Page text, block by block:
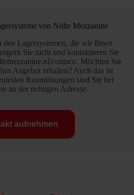
von Nolte Mezzanine
den Lagersystemen, die wir Ihnen
Sie nicht und kontaktieren Sie
contact/. Möchten Sie
Angebot erhalten? Auch das ist
Raumlösungen sind Sie bei
an der richtigen Adresse.
aufnehmen